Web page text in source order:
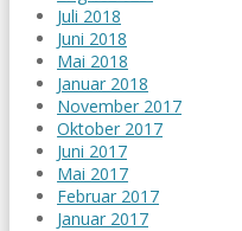
Juli 2018
Juni 2018
Mai 2018
Januar 2018
November 2017
Oktober 2017
Juni 2017
Mai 2017
Februar 2017
Januar 2017